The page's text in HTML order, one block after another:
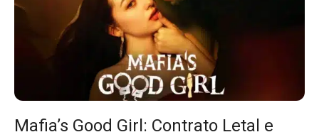
Mafia’s Good Girl: Contrato Letal e